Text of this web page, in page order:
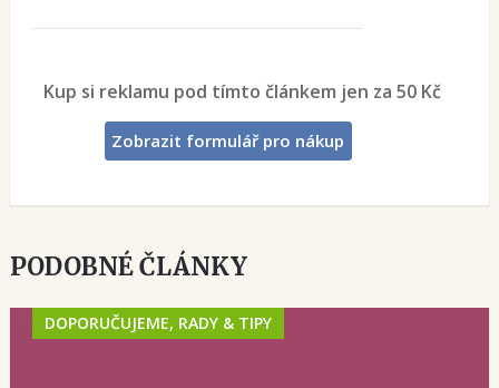
Kup si reklamu pod tímto článkem jen za 50 Kč
Zobrazit formulář pro nákup
PODOBNÉ ČLÁNKY
DOPORUČUJEME, RADY & TIPY